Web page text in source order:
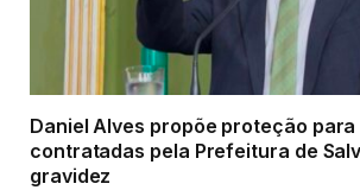
Daniel Alves propõe proteção para
contratadas pela Prefeitura de
gravidez